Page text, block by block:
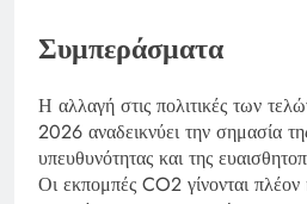
Συμπεράσματα
Η αλλαγή στις πολιτικές των
2026 αναδεικνύει την σημασία
υπευθυνότητας και της
Οι εκπομπές CO2 γίνονται πλέον